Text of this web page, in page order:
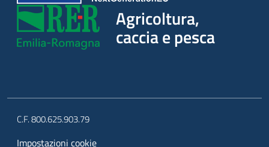
Agricoltura,
caccia e pesca
C.F. 800.625.903.79
Impostazioni cookie